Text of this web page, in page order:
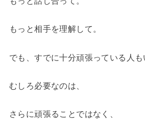
もっと相手を理解して。
でも、すでに十分頑張っている人も
むしろ必要なのは、
さらに頑張ることではなく、